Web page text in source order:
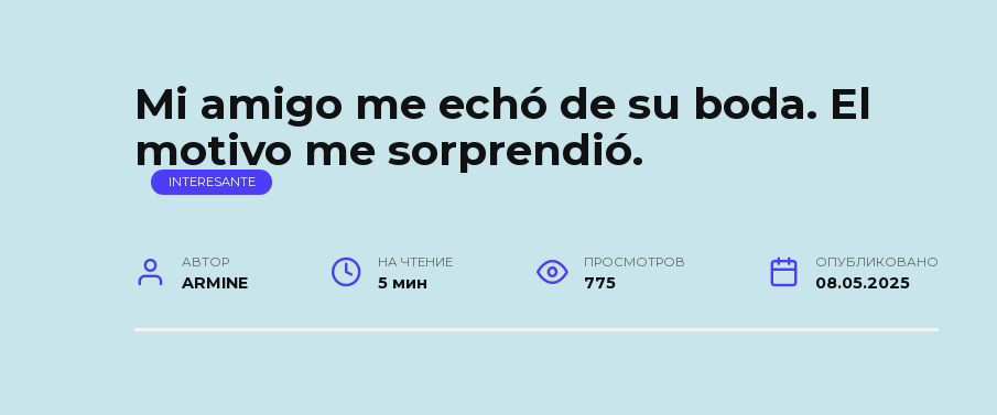
Mi amigo me echó de su boda. El
motivo me sorprendió.
INTERESANTE
АВТОР
ARMINE
НА ЧТЕНИЕ
5 мин
ПРОСМОТРОВ
775
ОПУБЛИКОВАНО
08.05.2025